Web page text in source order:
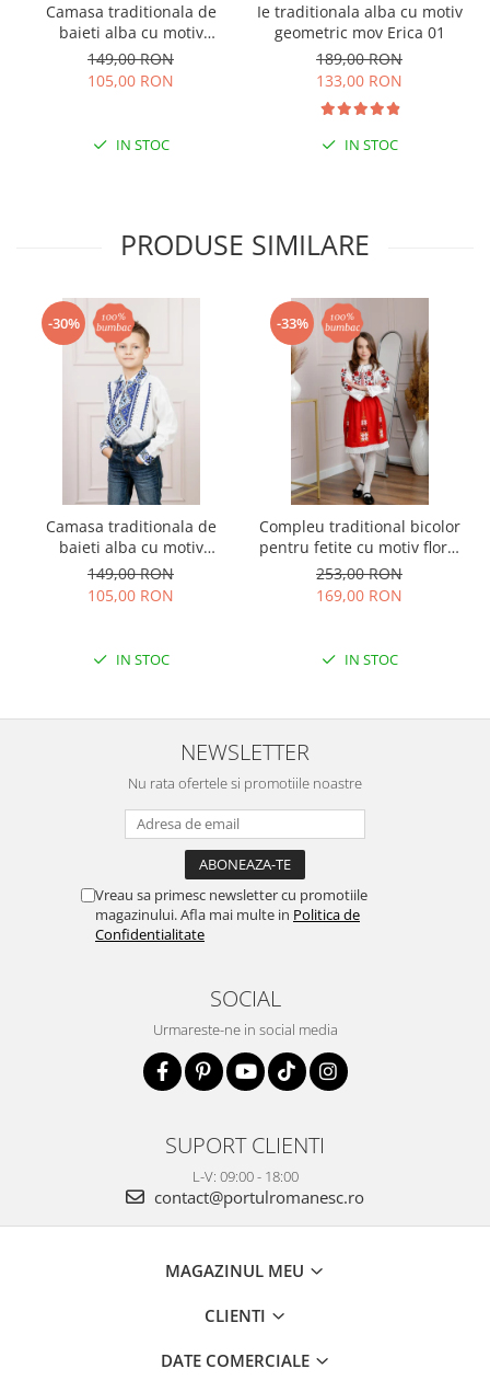
Camasa traditionala de
baieti alba cu motiv
geometric albastru Flavius
01
149,00 RON
105,00 RON
IN STOC
Ie traditionala alba cu motiv
geometric mov Erica 01
189,00 RON
133,00 RON
IN STOC
PRODUSE SIMILARE
-30%
Camasa traditionala de
baieti alba cu motiv
geometric albastru Flavius
01
149,00 RON
105,00 RON
IN STOC
-33%
Compleu traditional bicolor
pentru fetite cu motiv floral
rosu Emilia
253,00 RON
169,00 RON
IN STOC
NEWSLETTER
Nu rata ofertele si promotiile noastre
Vreau sa primesc newsletter cu promotiile
magazinului. Afla mai multe in Politica de
Confidentialitate
SOCIAL
Urmareste-ne in social media
SUPORT CLIENTI
L-V: 09:00 - 18:00
contact@portulromanesc.ro
MAGAZINUL MEU
CLIENTI
DATE COMERCIALE